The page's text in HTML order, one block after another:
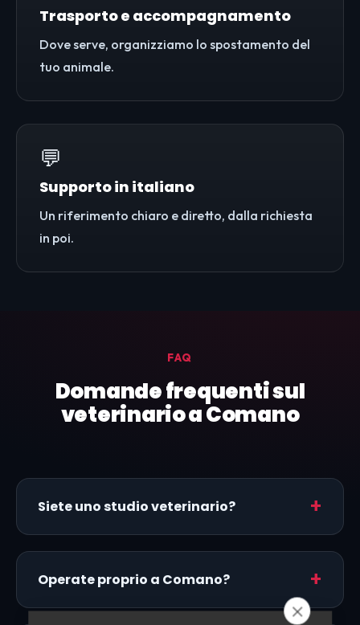
Trasporto e accompagnamento
Dove serve, organizziamo lo spostamento del
tuo animale.
💬
Supporto in italiano
Un riferimento chiaro e diretto, dalla richiesta
in poi.
FAQ
Domande frequenti sul
veterinario a Comano
Siete uno studio veterinario?
Operate proprio a Comano?